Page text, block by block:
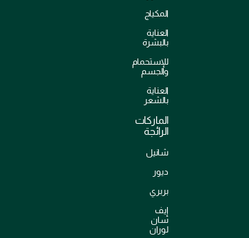
المكياج
العناية
بالبشرة
للإستحمام
والجسم
العناية
بالشعر
الماركات
الرائجة
شانيل
ديور
بربري
إيف
سان
لوران